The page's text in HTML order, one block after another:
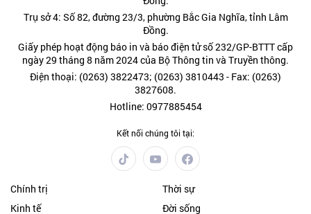
Trụ sở 4: Số 82, đường 23/3, phường Bắc Gia Nghĩa, tỉnh Lâm
Đồng.
Giấy phép hoạt động báo in và báo điện tử số 232/GP-BTTT cấp
ngày 29 tháng 8 năm 2024 của Bộ Thông tin và Truyền thông.
Điện thoại: (0263) 3822473; (0263) 3810443 - Fax: (0263)
3827608.
Hotline: 0977885454
Kết nối chúng tôi tại:
Chính trị
Thời sự
Kinh tế
Đời sống